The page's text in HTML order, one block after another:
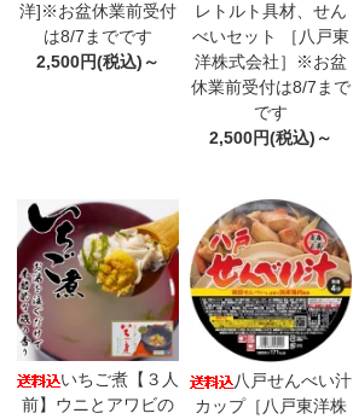
洋]※お盆休業前受付
は8/7までです
2,500円(税込)～
レトルト具材、せん
べいセット ［八戸東
洋株式会社］※お盆
休業前受付は8/7まで
です
2,500円(税込)～
いちご煮【３人
前】ウニとアワビの
八戸せんべい汁
カップ［八戸東洋株